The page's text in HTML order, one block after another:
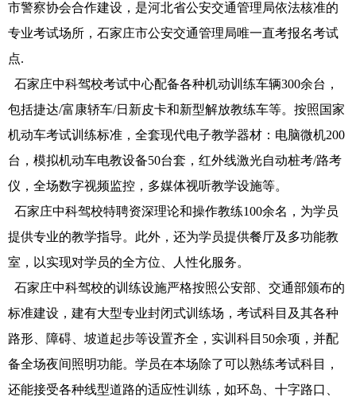
市警察协会合作建设，是河北省公安交通管理局依法核准的
专业考试场所，石家庄市公安交通管理局唯一直考报名考试
点.
石家庄中科驾校考试中心配备各种机动训练车辆300余台，
包括捷达/富康轿车/日新皮卡和新型解放教练车等。按照国家
机动车考试训练标准，全套现代电子教学器材：电脑微机200
台，模拟机动车电教设备50台套，红外线激光自动桩考/路考
仪，全场数字视频监控，多媒体视听教学设施等。
石家庄中科驾校特聘资深理论和操作教练100余名，为学员
提供专业的教学指导。此外，还为学员提供餐厅及多功能教
室，以实现对学员的全方位、人性化服务。
石家庄中科驾校的训练设施严格按照公安部、交通部颁布的
标准建设，建有大型专业封闭式训练场，考试科目及其各种
路形、障碍、坡道起步等设置齐全，实训科目50余项，并配
备全场夜间照明功能。学员在本场除了可以熟练考试科目，
还能接受各种线型道路的适应性训练，如环岛、十字路口、